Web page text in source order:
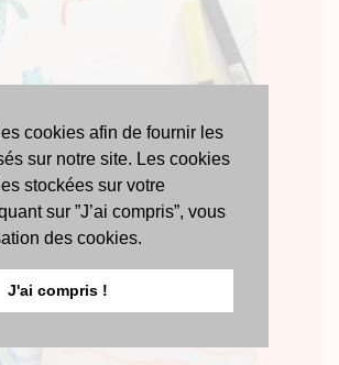
cookies afin de fournir les
sur notre site. Les cookies
stockées sur votre
sur ”J’ai compris”, vous
des cookies.
J'ai compris !